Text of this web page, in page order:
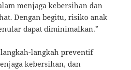
menjaga kebersihan dan
Dengan begitu, risiko anak
dapat diminimalkan.”
langkah preventif
kebersihan, dan